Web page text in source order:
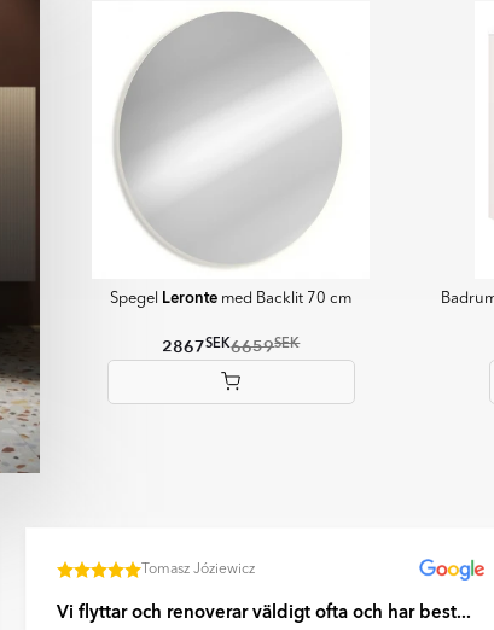
du till en mer hållbar
steg mot klimatneutrala
Spegel Leronte med Backlit 70 cm
2867SEK6659SEK
Tomasz Józiewicz
Vi flyttar och renoverar väldigt ofta och har best...